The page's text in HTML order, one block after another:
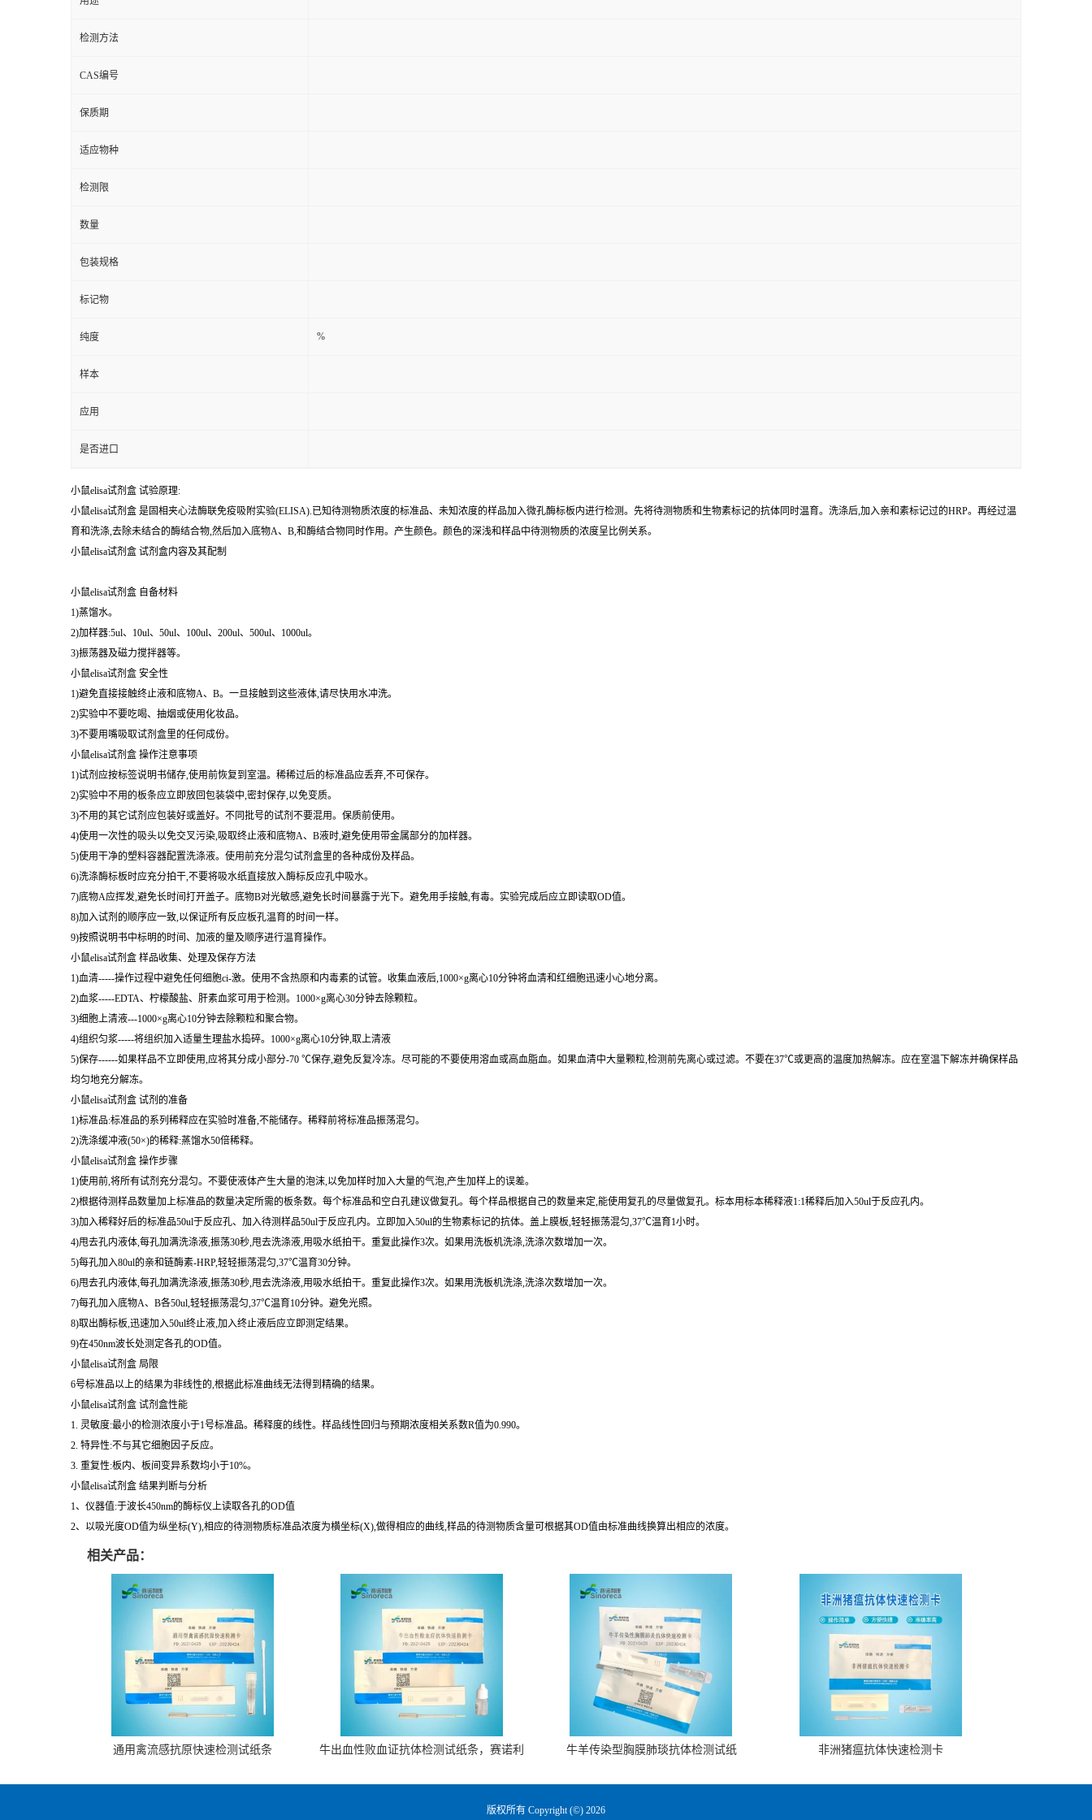
用途
检测方法
CAS编号
保质期
适应物种
检测限
数量
包装规格
标记物
纯度
样本
应用
是否进口
小鼠elisa试剂盒 试验原理:
小鼠elisa试剂盒 是固相夹心法酶联免疫吸附实验(ELISA).已知待测物质浓度的标准品、未知浓度的样品加入微孔酶标板内进行检测。先将待测物质和生物素标记的抗体同时温育。洗涤后,加入亲和素标记过的HRP。再经过温
小鼠elisa试剂盒 试剂盒内容及其配制
小鼠elisa试剂盒 自备材料
1)蒸馏水。
2)加样器:5ul、10ul、50ul、100ul、200ul、500ul、1000ul。
3)振荡器及磁力搅拌器等。
小鼠elisa试剂盒 安全性
1)避免直接接触终止液和底物A、B。一旦接触到这些液体,请尽快用水冲洗。
2)实验中不要吃喝、抽烟或使用化妆品。
3)不要用嘴吸取试剂盒里的任何成份。
小鼠elisa试剂盒 操作注意事项
1)试剂应按标签说明书储存,使用前恢复到室温。稀稀过后的标准品应丢弃,不可保存。
2)实验中不用的板条应立即放回包装袋中,密封保存,以免变质。
3)不用的其它试剂应包装好或盖好。不同批号的试剂不要混用。保质前使用。
4)使用一次性的吸头以免交叉污染,吸取终止液和底物A、B液时,避免使用带金属部分的加样器。
5)使用干净的塑料容器配置洗涤液。使用前充分混匀试剂盒里的各种成份及样品。
6)洗涤酶标板时应充分拍干,不要将吸水纸直接放入酶标反应孔中吸水。
7)底物A应挥发,避免长时间打开盖子。底物B对光敏感,避免长时间暴露于光下。避免用手接触,有毒。实验完成后应立即读取OD值。
8)加入试剂的顺序应一致,以保证所有反应板孔温育的时间一样。
9)按照说明书中标明的时间、加液的量及顺序进行温育操作。
小鼠elisa试剂盒 样品收集、处理及保存方法
1)血清-----操作过程中避免任何细胞ci-激。使用不含热原和内毒素的试管。收集血液后,1000×g离心10分钟将血清和红细胞迅速小心地分离。
2)血浆-----EDTA、柠檬酸盐、肝素血浆可用于检测。1000×g离心30分钟去除颗粒。
3)细胞上清液---1000×g离心10分钟去除颗粒和聚合物。
4)组织匀浆-----将组织加入适量生理盐水捣碎。1000×g离心10分钟,取上清液
5)保存------如果样品不立即使用,应将其分成小部分-70 ℃保存,避免反复冷冻。尽可能的不要使用溶血或高血脂血。如果血清中大量颗粒,检测前先离心或过滤。不要在37℃或更高的温度加热解冻。应在室温下解冻并确保样品
均匀地充分解冻。
小鼠elisa试剂盒 试剂的准备
1)标准品:标准品的系列稀释应在实验时准备,不能储存。稀释前将标准品振荡混匀。
2)洗涤缓冲液(50×)的稀释:蒸馏水50倍稀释。
小鼠elisa试剂盒 操作步骤
1)使用前,将所有试剂充分混匀。不要使液体产生大量的泡沫,以免加样时加入大量的气泡,产生加样上的误差。
2)根据待测样品数量加上标准品的数量决定所需的板条数。每个标准品和空白孔建议做复孔。每个样品根据自己的数量来定,能使用复孔的尽量做复孔。标本用标本稀释液1:1稀释后加入50ul于反应孔内。
3)加入稀释好后的标准品50ul于反应孔、加入待测样品50ul于反应孔内。立即加入50ul的生物素标记的抗体。盖上膜板,轻轻振荡混匀,37℃温育1小时。
4)甩去孔内液体,每孔加满洗涤液,振荡30秒,甩去洗涤液,用吸水纸拍干。重复此操作3次。如果用洗板机洗涤,洗涤次数增加一次。
5)每孔加入80ul的亲和链酶素-HRP,轻轻振荡混匀,37℃温育30分钟。
6)甩去孔内液体,每孔加满洗涤液,振荡30秒,甩去洗涤液,用吸水纸拍干。重复此操作3次。如果用洗板机洗涤,洗涤次数增加一次。
7)每孔加入底物A、B各50ul,轻轻振荡混匀,37℃温育10分钟。避免光照。
8)取出酶标板,迅速加入50ul终止液,加入终止液后应立即测定结果。
9)在450nm波长处测定各孔的OD值。
小鼠elisa试剂盒 局限
6号标准品以上的结果为非线性的,根据此标准曲线无法得到精确的结果。
小鼠elisa试剂盒 试剂盒性能
1. 灵敏度:最小的检测浓度小于1号标准品。稀释度的线性。样品线性回归与预期浓度相关系数R值为0.990。
2. 特异性:不与其它细胞因子反应。
3. 重复性:板内、板间变异系数均小于10%。
小鼠elisa试剂盒 结果判断与分析
2、以吸光度OD值为纵坐标(Y),相应的待测物质标准品浓度为横坐标(X),做得相应的曲线,样品的待测物质含量可根据其OD值由标准曲线换算出相应的浓度。
相关产品：
通用禽流感抗原快速检测试纸条
牛出血性败血证抗体检测试纸条，赛诺利
牛羊传染型胸膜肺琰抗体检测试纸 非洲猪瘟抗体快速检测卡